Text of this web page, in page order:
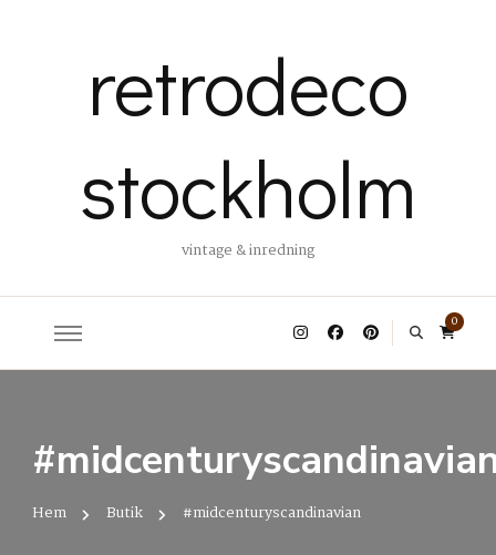
retrodeco
stockholm
vintage & inredning
0
Hem Butik #midcenturyscandinavian